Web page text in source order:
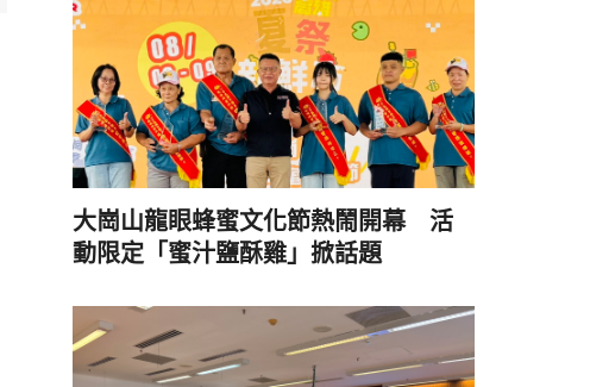
大崗山龍眼蜂蜜文化節熱鬧開幕 活
動限定「蜜汁鹽酥雞」掀話題